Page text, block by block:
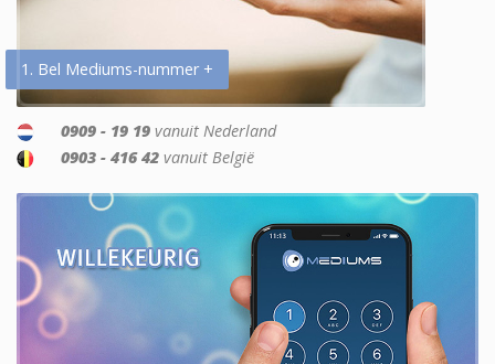
1. Bel Mediums-nummer +
0909 - 19 19 vanuit Nederland
0903 - 416 42 vanuit België